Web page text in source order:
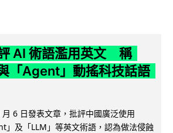
AI 術語濫用英文 稱
「Agent」動搖科技話語
6 日發表文章，批評中國廣泛使用
」及「LLM」等英文術語，認為做法侵蝕